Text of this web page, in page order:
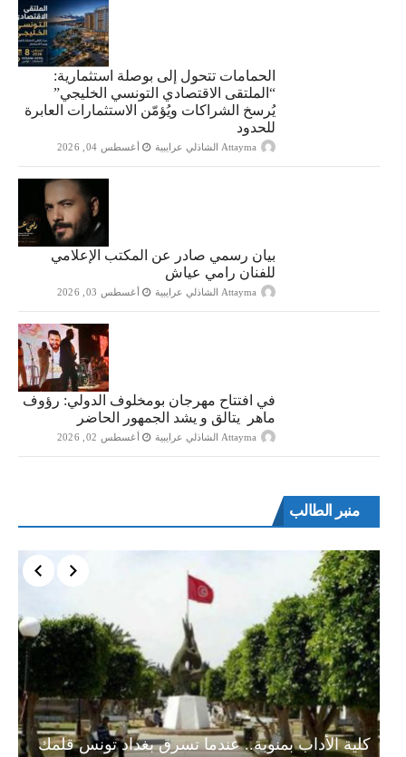
الحمامات تتحول إلى بوصلة استثمارية:
“الملتقى الاقتصادي التونسي الخليجي”
يُرسخ الشراكات ويُؤمّن الاستثمارات العابرة
للحدود
Attayma الشاذلي عرايبية أغسطس 04, 2026
بيان رسمي صادر عن المكتب الإعلامي
للفنان رامي عياش
Attayma الشاذلي عرايبية أغسطس 03, 2026
في افتتاح مهرجان بومخلوف الدولي: رؤوف
ماهر يتالق و يشد الجمهور الحاضر
Attayma الشاذلي عرايبية أغسطس 02, 2026
منبر الطالب
كلية الأداب بمنوبة.. عندما تسرق بغداد تونس قلمك